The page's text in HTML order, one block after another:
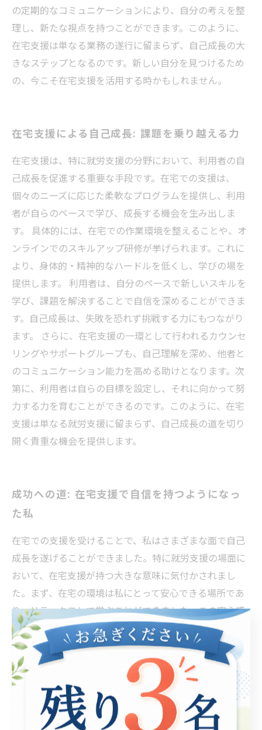
の定期的なコミュニケーションにより、自分の考えを整
理し、新たな視点を持つことができます。このように、
在宅支援は単なる業務の遂行に留まらず、自己成長の大
きなステップとなるのです。新しい自分を見つけるため
の、今こそ在宅支援を活用する時かもしれません。
在宅支援による自己成長: 課題を乗り越える力
在宅支援は、特に就労支援の分野において、利用者の自
己成長を促進する重要な手段です。在宅での支援は、
個々のニーズに応じた柔軟なプログラムを提供し、利用
者が自らのペースで学び、成長する機会を生み出しま
す。 具体的には、在宅での作業環境を整えることや、オ
ンラインでのスキルアップ研修が挙げられます。これに
より、身体的・精神的なハードルを低くし、学びの場を
提供します。 利用者は、自分のペースで新しいスキルを
学び、課題を解決することで自信を深めることができま
す。自己成長は、失敗を恐れず挑戦する力にもつながり
ます。 さらに、在宅支援の一環として行われるカウンセ
リングやサポートグループも、自己理解を深め、他者と
のコミュニケーション能力を高める助けとなります。次
第に、利用者は自らの目標を設定し、それに向かって努
力する力を育むことができるのです。このように、在宅
支援は単なる就労支援に留まらず、自己成長の道を切り
開く貴重な機会を提供します。
成功への道: 在宅支援で自信を持つようになっ
た私
在宅での支援を受けることで、私はさまざまな面で自己
成長を遂げることができました。特に就労支援の場面に
おいて、在宅支援が持つ大きな意味に気付かされまし
た。まず、在宅の環境は私にとって安心できる場所であ
り、リラックスして学ぶことができました。この安心感
があったからこそ、新しいスキルや知識に挑戦する勇気
を持てたのです。 また、支援者の方々からの励ましやア
ドバイスは、私の自信を高める大きな要因となりまし
た。実際に施設に通うことが難しい私にとって、支援を
通じて自分の能力を見つけられると同時に、目標に向か
って努力することの大切さを学びました。私の成長を見